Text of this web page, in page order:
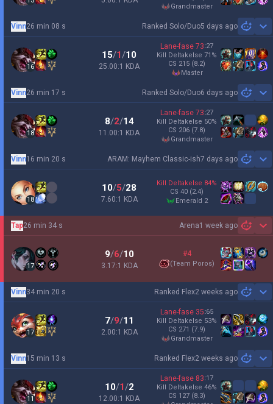
grandmaster
Ranked Solo/Duo5 days ago
Vinn26 min 08 s
16
15/1/10
25.00:1 KDA
Lane-fase 73:27
Kill Deltakelse 71 %
CS 215 (8.2)
master
Ranked Solo/Duo6 days ago
Vinn26 min 17 s
18
8/2/14
11.00:1 KDA
Lane-fase 73:27
Kill Deltakelse 50%
CS 206 (7.8)
grandmaster
ARAM: Mayhem Classic-ish7 days ago
Vinn16 min 20 s
18
10/5/28
7.60:1 KDA
Kill Deltakelse 84%
CS 40 (2.4)
emerald 2
Arena1 week ago
Tap26 min 34 s
17
9/6/10
3.17:1 KDA
#4
(Team Poros)
Ranked Flex2 weeks ago
Vinn34 min 20 s
17
7/9/11
2.00:1 KDA
Lane-fase 35:65
Kill Deltakelse 53%
CS 271 (7.9)
grandmaster
Ranked Flex2 weeks ago
Vinn15 min 13 s
11
10/1/2
12.00:1 KDA
Lane-fase 83:17
Kill Deltakelse 46%
CS 127 (8.3)